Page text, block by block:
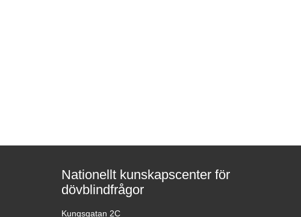
Nationellt kunskapscenter för
dövblindfrågor
Kungsgatan 2C